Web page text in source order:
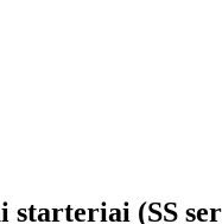
starteriai (SS